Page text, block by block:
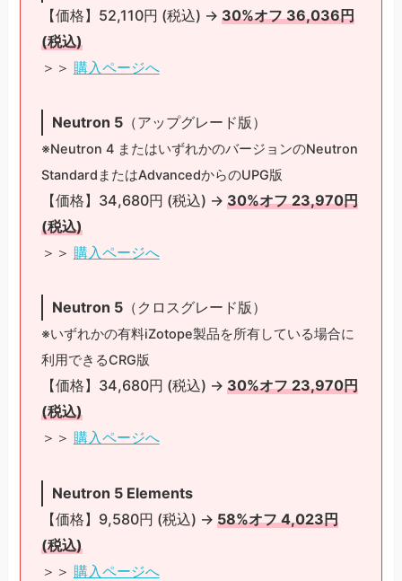
【価格】52,110円 (税込) → 30%オフ 36,036円
(税込)
＞＞ 購入ページへ
Neutron 5（アップグレード版）
※Neutron 4 またはいずれかのバージョンのNeutron
StandardまたはAdvancedからのUPG版
【価格】34,680円 (税込) → 30%オフ 23,970円
(税込)
＞＞ 購入ページへ
Neutron 5（クロスグレード版）
※いずれかの有料iZotope製品を所有している場合に
利用できるCRG版
【価格】34,680円 (税込) → 30%オフ 23,970円
(税込)
＞＞ 購入ページへ
Neutron 5Elements
【価格】9,580円 (税込) → 58%オフ 4,023円
(税込)
＞＞ 購入ページへ